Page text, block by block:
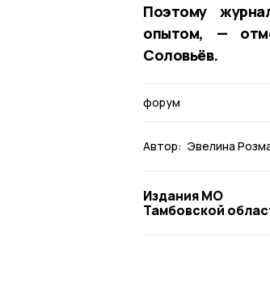
Поэтому
опытом, —
Соловьёв.
форум
Автор: Эвелина
Издания МО
Тамбовской